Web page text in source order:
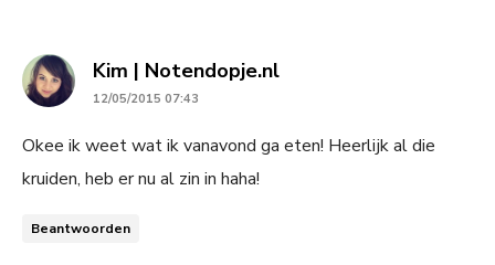
Kim | Notendopje.nlsays:
12/05/2015 07:43
Okee ik weet wat ik vanavond ga eten! Heerlijk al die
kruiden, heb er nu al zin in haha!
Beantwoorden